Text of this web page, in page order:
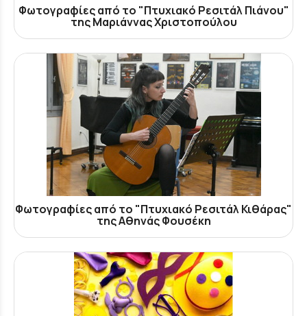
Φωτογραφίες από το "Πτυχιακό Ρεσιτάλ Πιάνου"
της Μαριάννας Χριστοπούλου
Φωτογραφίες από το "Πτυχιακό Ρεσιτάλ Κιθάρας"
της Αθηνάς Φουσέκη